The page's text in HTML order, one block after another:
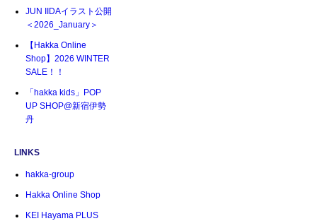
JUN IIDAイラスト公開
＜2026_January＞
【Hakka Online
Shop】2026 WINTER
SALE！！
「hakka kids」POP
UP SHOP@新宿伊勢
丹
LINKS
hakka-group
Hakka Online Shop
KEI Hayama PLUS